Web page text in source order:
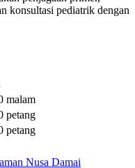
konsultasi pediatrik dengan
malam
petang
petang
Nusa Damai